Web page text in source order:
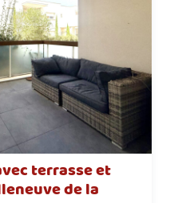
terrasse et
de la